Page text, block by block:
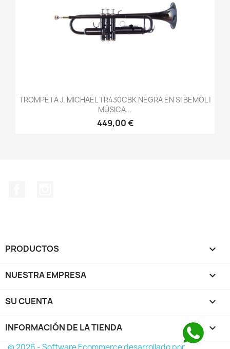
TROMPETA J. MICHAEL TR430CBK NEGRA EN SI BEMOL |
MÚSICA...
449,00 €
PRODUCTOS 
NUESTRA EMPRESA 
SU CUENTA 
INFORMACIÓN DE LA TIENDA keyboard_arrow_down